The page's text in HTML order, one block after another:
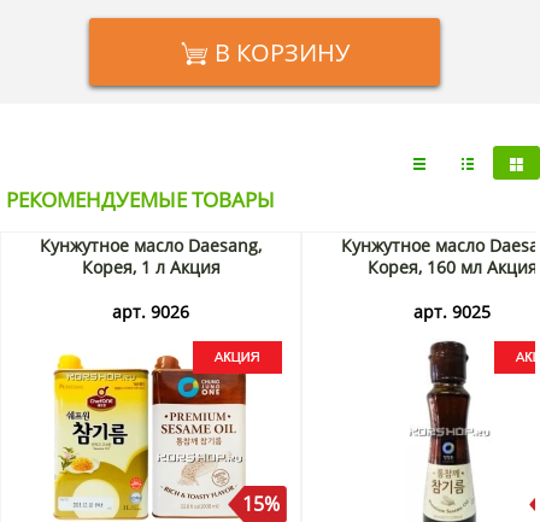
В КОРЗИНУ
РЕКОМЕНДУЕМЫЕ ТОВАРЫ
Кунжутное масло Daesang,
Корея, 1 л Акция
арт. 9026
15%
Кунжутное масло
Корея, 160 мл Акция
арт. 9025